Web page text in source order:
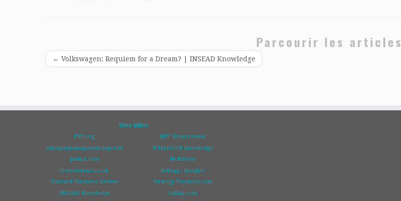
Parcourir les articles
← Volkswagen: Requiem for a Dream? | INSEAD Knowledge
Sites utiles:
PMI.org,
leblogdumanagementdeprojet
pmhut.com
Projectsmart.co.uk
Harvard Business Review
INSEAD Knowledge
MIT Sloan review
WHARTON Knowledge
McKinsey
Kellogg - Insights
Strategy-Business.com
Gallup.com